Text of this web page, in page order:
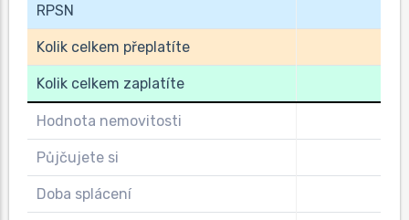
RPSN
Kolik celkem přeplatíte
Kolik celkem zaplatíte
Hodnota nemovitosti
Půjčujete si
Doba splácení